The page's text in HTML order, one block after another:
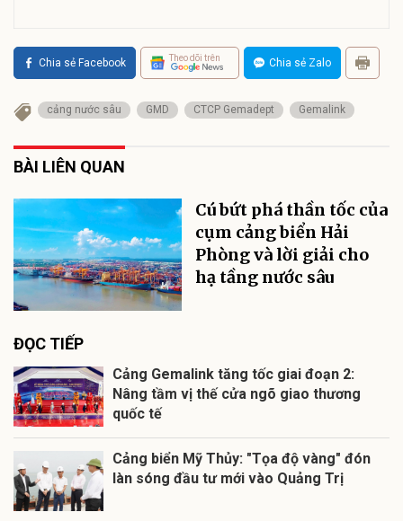
Chia sẻ Facebook Theo dõi trên Chia sẻ Zalo
cảng nước sâu GMD CTCP Gemadept Gemalink
BÀI LIÊN QUAN
Cú bứt phá thần tốc của
cụm cảng biển Hải
Phòng và lời giải cho
hạ tầng nước sâu
ĐỌC TIẾP
Cảng Gemalink tăng tốc giai đoạn 2:
Nâng tầm vị thế cửa ngõ giao thương
quốc tế
Cảng biển Mỹ Thủy: "Tọa độ vàng" đón
làn sóng đầu tư mới vào Quảng Trị